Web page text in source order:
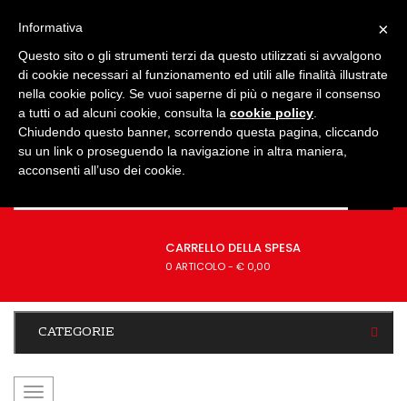
CARRELLO DELLA SPESA
0 ARTICOLO- € 0,00
CATEGORIE
navigazione
×
Informativa
Questo sito o gli strumenti terzi da questo utilizzati si avvalgono
di cookie necessari al funzionamento ed utili alle finalità illustrate
nella cookie policy. Se vuoi saperne di più o negare il consenso
a tutti o ad alcuni cookie, consulta la cookie policy
Chiudendo questo banner, scorrendo questa pagina, cliccando
su un link o proseguendo la navigazione in altra maniera,
acconsenti all’uso dei cookie.